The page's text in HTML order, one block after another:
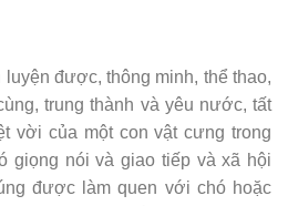
luyện được, thông minh, thể thao,
trung thành và yêu nước, tất
vời của một con vật cưng trong
giọng nói và giao tiếp và xã hội
được làm quen với chó hoặc